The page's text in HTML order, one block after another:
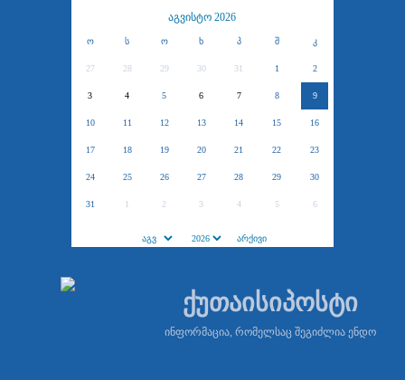
აგვისტო 2026
ო ს ო ხ პ შ კ
27 28 29 30 31 1 2
3 4 5 6 7 8 9
10 11 12 13 14 15 16
17 18 19 20 21 22 23
24 25 26 27 28 29 30
31 1 2 3 4 5 6
ქუთაისიპოსტი
ინფორმაცია, რომელსაც შეგიძლია ენდო